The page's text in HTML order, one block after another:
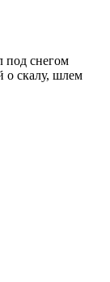
под снегом
о скалу, шлем